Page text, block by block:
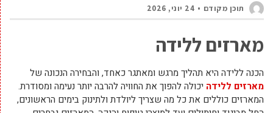
תוכן מקודם 24 יוני, 2026
מארזים ללידה
הכנה ללידה היא תהליך מרגש ומאתגר כאחד, והבחירה הנכונה של
מארזים ללידה יכולה להפוך את החוויה להרבה יותר נעימה ומסודרת.
המארזים כוללים את כל מה שצריך ליולדת ולתינוק בימים הראשונים,